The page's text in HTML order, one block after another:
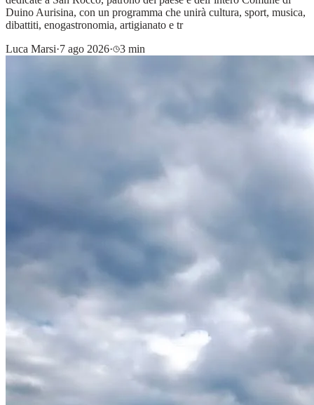
Duino Aurisina, con un programma che unirà cultura, sport, musica,
dibattiti, enogastronomia, artigianato e tr
Luca Marsi·7 ago 2026· 3 min